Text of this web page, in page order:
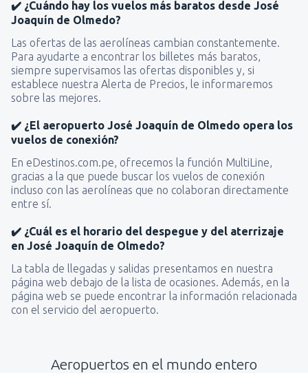
✔️ ¿Cuándo hay los vuelos más baratos desde José
Joaquín de Olmedo?
Las ofertas de las aerolíneas cambian constantemente.
Para ayudarte a encontrar los billetes más baratos,
siempre supervisamos las ofertas disponibles y, si
establece nuestra Alerta de Precios, le informaremos
sobre las mejores.
✔️ ¿El aeropuerto José Joaquín de Olmedo opera los
vuelos de conexión?
En eDestinos.com.pe, ofrecemos la función MultiLine,
gracias a la que puede buscar los vuelos de conexión
incluso con las aerolíneas que no colaboran directamente
entre sí.
✔️ ¿Cuál es el horario del despegue y del aterrizaje
en José Joaquín de Olmedo?
La tabla de llegadas y salidas presentamos en nuestra
página web debajo de la lista de ocasiones. Además, en la
página web se puede encontrar la información relacionada
con el servicio del aeropuerto.
Aeropuertos en el mundo entero